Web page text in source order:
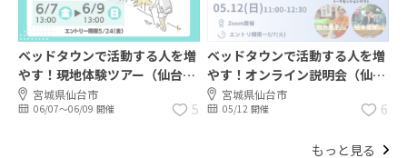
ベッドタウンで活動する人を増
やす！現地体験ツアー（仙台市
泉区地域おこし協力隊）
宮城県仙台市
06/07〜06/09 開催 5
ベッドタウンで活動する人を増
やす！オンライン説明会（仙台
市泉区地域おこし協力隊）
宮城県仙台市
05/12 開催 6
もっと見る